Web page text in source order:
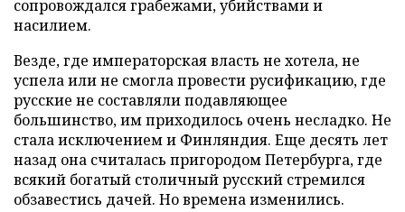
сопровождался грабежами, убийствами и
насилием.
Везде, где императорская власть не хотела, не
успела или не смогла провести русификацию, где
русские не составляли подавляющее
большинство, им приходилось очень несладко. Не
стала исключением и Финляндия. Еще десять лет
назад она считалась пригородом Петербурга, где
всякий богатый столичный русский стремился
обзавестись дачей. Но времена изменились.